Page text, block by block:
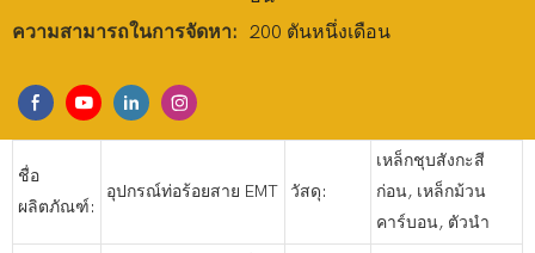
ความสามารถในการจัดหา:
200 ตันหนึ่งเดือน
ชื่อ
ผลิตภัณฑ์:
อุปกรณ์ท่อร้อยสาย EMT วัสดุ:
เหล็กชุบสังกะสี
ก่อน, เหล็กม้วน
คาร์บอน, ตัวนำ